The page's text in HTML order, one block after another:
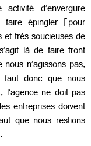
d’envergure
faire épingler [pour
très soucieuses de
là de faire front
n’agissons pas,
donc que nous
ne doit pas
entreprises doivent
que nous restions